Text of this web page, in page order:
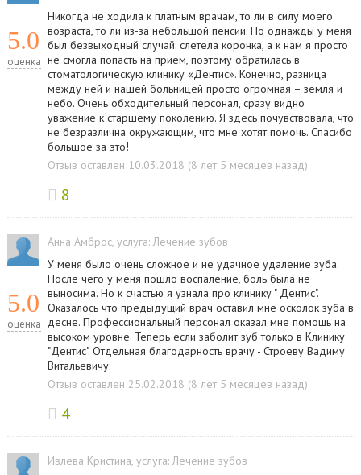
5.0
оценка
Никогда не ходила к платным врачам, то ли в силу моего
возраста, то ли из-за небольшой пенсии. Но однажды у меня
был безвыходный случай: слетела коронка, а к нам я просто
не смогла попасть на прием, поэтому обратилась в
стоматологическую клинику «Дентис». Конечно, разница
между ней и нашей больницей просто огромная – земля и
небо. Очень обходительный персонал, сразу видно
уважение к старшему поколению. Я здесь почувствовала, что
не безразлична окружающим, что мне хотят помочь. Спасибо
большое за это!
Отзыв оставлен 10.03.2018 (8 лет 5 месяцев назад)
8
5.0
оценка
Анна Амброс, услуга:Лечение зубов
У меня было очень сложное и не удачное удаление зуба.
После чего у меня пошло воспаление, боль была не
выносима. Но к счастью я узнала про клинику " Дентис".
Оказалось что предыдущий врач оставил мне осколок зуба в
десне. Профессиональный персонал оказал мне помощь на
высоком уровне. Теперь если заболит зуб только в Клинику
"Дентис". Отдельная благодарность врачу - Строеву Вадиму
Витальевичу.
Отзыв оставлен 25.02.2018 (8 лет 5 месяцев назад)
4
Ивлева Кристина, услуга:Лечение зубов